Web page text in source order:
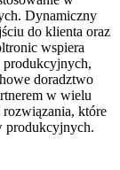
Dynamiczny
do klienta oraz
wspiera
doradztwo
w wielu
które
produkcyjnych.